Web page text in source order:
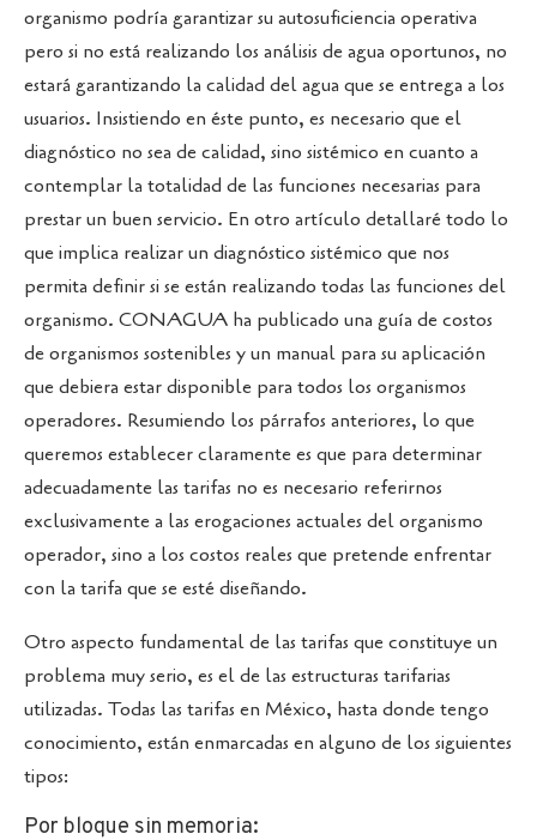
organismo podría garantizar su autosuficiencia operativa
pero si no está realizando los análisis de agua oportunos, no
estará garantizando la calidad del agua que se entrega a los
usuarios. Insistiendo en éste punto, es necesario que el
diagnóstico no sea de calidad, sino sistémico en cuanto a
contemplar la totalidad de las funciones necesarias para
prestar un buen servicio. En otro artículo detallaré todo lo
que implica realizar un diagnóstico sistémico que nos
permita definir si se están realizando todas las funciones del
organismo. CONAGUA ha publicado una guía de costos
de organismos sostenibles y un manual para su aplicación
que debiera estar disponible para todos los organismos
operadores. Resumiendo los párrafos anteriores, lo que
queremos establecer claramente es que para determinar
adecuadamente las tarifas no es necesario referirnos
exclusivamente a las erogaciones actuales del organismo
operador, sino a los costos reales que pretende enfrentar
con la tarifa que se esté diseñando.
Otro aspecto fundamental de las tarifas que constituye un
problema muy serio, es el de las estructuras tarifarias
utilizadas. Todas las tarifas en México, hasta donde tengo
conocimiento, están enmarcadas en alguno de los siguientes
tipos:
Por bloque sin memoria: